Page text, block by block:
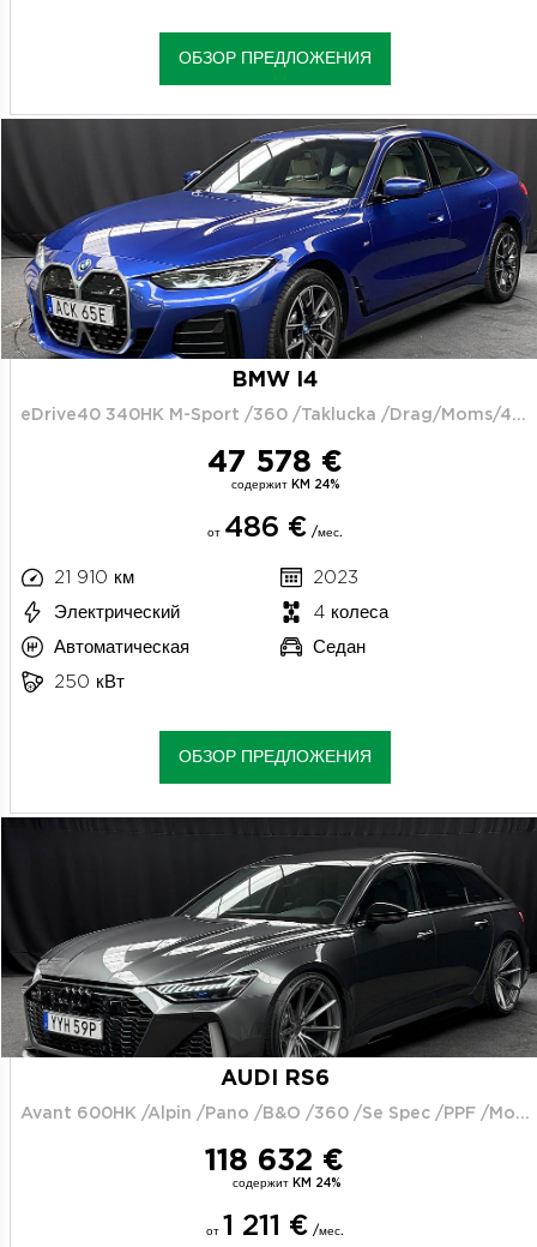
ОБЗОР ПРЕДЛОЖЕНИЯ
BMW I4
eDrive40 340HK M-Sport /360 /Taklucka /Drag/Moms/4.95%
47 578 €
содержит KM 24%
от 486 € /мес.
21 910 км
2023
Электрический
4 колеса
Автоматическая
Седан
250 кВт
ОБЗОР ПРЕДЛОЖЕНИЯ
AUDI RS6
Avant 600HK /Alpin /Pano /B&O /360 /Se Spec /PPF /Moms
118 632 €
содержит KM 24%
от 1 211 € /мес.